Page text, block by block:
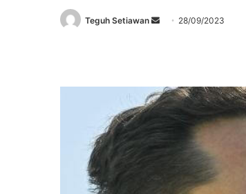
Teguh Setiawan
Send 28/09/2023